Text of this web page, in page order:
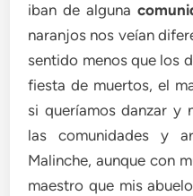
iban de alguna
naranjos nos veían
sentido menos que los
fiesta de muertos, el
si queríamos danzar y
las comunidades y
Malinche, aunque con
maestro que mis